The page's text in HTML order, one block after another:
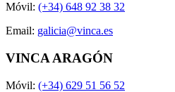
Móvil: (+34) 648 92 38 32
Email: galicia@vinca.es
VINCA ARAGÓN
Móvil: (+34) 629 51 56 52